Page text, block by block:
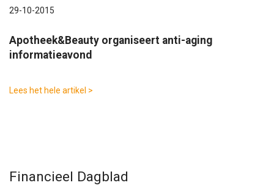
29-10-2015
Apotheek&Beauty organiseert anti-aging
informatieavond
Lees het hele artikel >
Financieel Dagblad